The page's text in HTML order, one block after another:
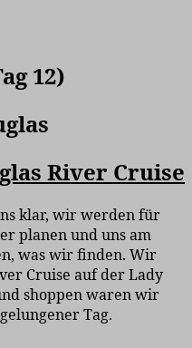
12)
River Cruise
klar, wir werden für
planen und uns am
was wir finden. Wir
Cruise auf der Lady
shoppen waren wir
Tag.